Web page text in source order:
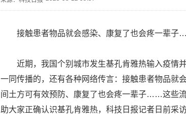
接触患者物品就会感染、康复了也会疼一辈
近期，我国个别城市发生基孔肯雅热输入疫情
一同传播的，还有各种网络传言：接触患者物品就
间土方可有效预防、康复了也会疼一辈子……这些
助大家正确认识基孔肯雅热，科技日报记者日前采